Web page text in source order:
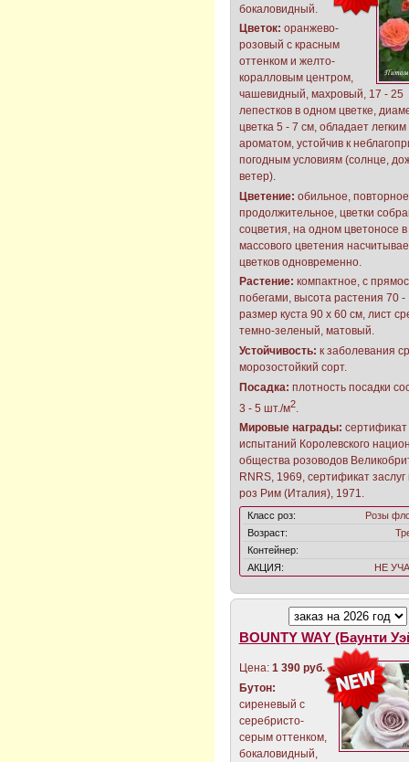
бокаловидный.
Цветок: оранжево-
розовый с красным
оттенком и желто-
коралловым центром,
чашевидный, махровый, 17 - 25
лепестков в одном цветке,
цветка 5 - 7 см, обладает легким
ароматом, устойчив к
погодным условиям (солнце,
ветер).
Цветение: обильное,
продолжительное, цветки
соцветия, на одном цветоносе
массового цветения
цветков одновременно.
Растение: компактное, с
побегами, высота растения 70 -
размер куста 90 х 60 см, лист
темно-зеленый, матовый.
Устойчивость: к заболевания
морозостойкий сорт.
Посадка: плотность посадки
3 - 5 шт./м2.
Мировые награды: сертификат
испытаний Королевского
общества розоводов
RNRS, 1969, сертификат заслуг
роз Рим (Италия), 1971.
Класс роз:
Розы
Возраст:
Контейнер:
АКЦИЯ:
НЕ
BOUNTY WAY (Баунти
Цена: 1 390 руб.
Бутон:
сиреневый с
серебристо-
серым оттенком,
бокаловидный,